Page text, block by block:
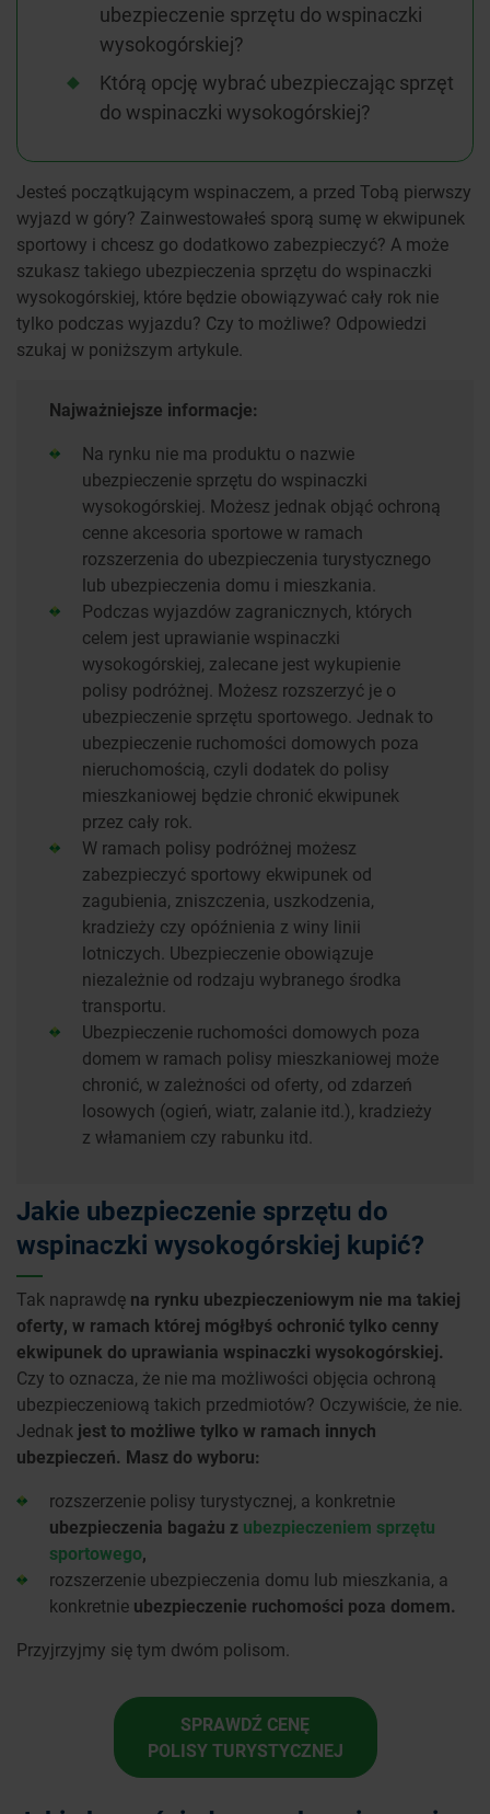
ubezpieczenie sprzętu do wspinaczki
wysokogórskiej?
Którą opcję wybrać ubezpieczając sprzęt
do wspinaczki wysokogórskiej?
Jesteś początkującym wspinaczem, a przed Tobą pierwszy
wyjazd w góry? Zainwestowałeś sporą sumę w ekwipunek
sportowy i chcesz go dodatkowo zabezpieczyć? A może
szukasz takiego ubezpieczenia sprzętu do wspinaczki
wysokogórskiej, które będzie obowiązywać cały rok nie
tylko podczas wyjazdu? Czy to możliwe? Odpowiedzi
szukaj w poniższym artykule.
Najważniejsze informacje:
Na rynku nie ma produktu o nazwie
ubezpieczenie sprzętu do wspinaczki
wysokogórskiej. Możesz jednak objąć ochroną
cenne akcesoria sportowe w ramach
rozszerzenia do ubezpieczenia turystycznego
lub ubezpieczenia domu i mieszkania.
Podczas wyjazdów zagranicznych, których
celem jest uprawianie wspinaczki
wysokogórskiej, zalecane jest wykupienie
polisy podróżnej. Możesz rozszerzyć je o
ubezpieczenie sprzętu sportowego. Jednak to
ubezpieczenie ruchomości domowych poza
nieruchomością, czyli dodatek do polisy
mieszkaniowej będzie chronić ekwipunek
przez cały rok.
W ramach polisy podróżnej możesz
zabezpieczyć sportowy ekwipunek od
zagubienia, zniszczenia, uszkodzenia,
kradzieży czy opóźnienia z winy linii
lotniczych. Ubezpieczenie obowiązuje
niezależnie od rodzaju wybranego środka
transportu.
Ubezpieczenie ruchomości domowych poza
domem w ramach polisy mieszkaniowej może
chronić, w zależności od oferty, od zdarzeń
losowych (ogień, wiatr, zalanie itd.), kradzieży
z włamaniem czy rabunku itd.
Jakie ubezpieczenie sprzętu do
wspinaczki wysokogórskiej kupić?
Tak naprawdę na rynku ubezpieczeniowym nie ma takiej
oferty, w ramach której mógłbyś ochronić tylko cenny
ekwipunek do uprawiania wspinaczki wysokogórskiej.
Czy to oznacza, że nie ma możliwości objęcia ochroną
ubezpieczeniową takich przedmiotów? Oczywiście, że nie.
Jednak jest to możliwe tylko w ramach innych
ubezpieczeń. Masz do wyboru:
rozszerzenie polisy turystycznej, a konkretnie
ubezpieczenia bagażu z ubezpieczeniem sprzętu
sportowego,
rozszerzenie ubezpieczenia domu lub mieszkania, a
konkretnie ubezpieczenie ruchomości poza domem.
Przyjrzyjmy się tym dwóm polisom.
SPRAWDŹ CENĘ
POLISY TURYSTYCZNEJ